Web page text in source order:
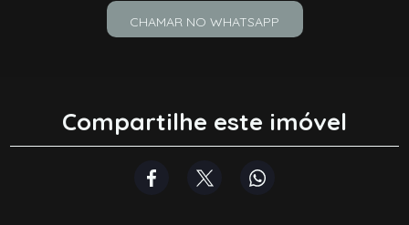
CHAMAR NO WHATSAPP
Compartilhe este imóvel